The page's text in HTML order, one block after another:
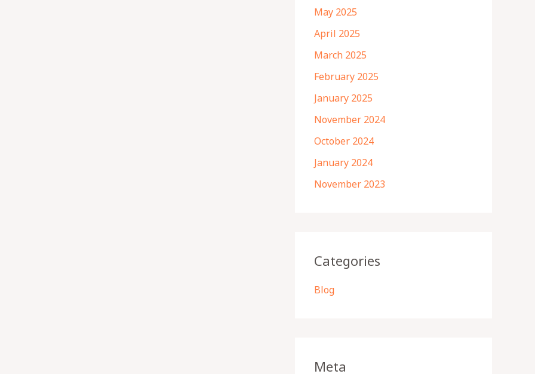
May 2025
April 2025
March 2025
February 2025
January 2025
November 2024
October 2024
January 2024
November 2023
Categories
Blog
Meta